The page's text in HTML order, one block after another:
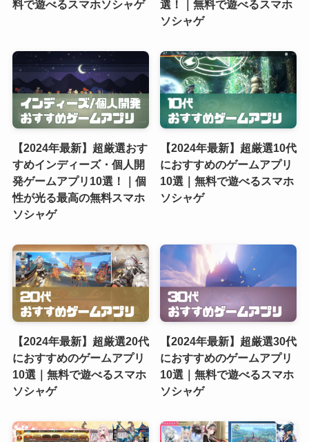
料で遊べるスマホソシャゲ
選！｜無料で遊べるスマホ
ソシャゲ
【2024年最新】超厳選おす
すめインディーズ・個人開
発ゲームアプリ10選！｜個
性が光る最高の無料スマホ
ソシャゲ
【2024年最新】超厳選10代
におすすめのゲームアプリ
10選｜無料で遊べるスマホ
ソシャゲ
【2024年最新】超厳選20代
におすすめのゲームアプリ
10選｜無料で遊べるスマホ
ソシャゲ
【2024年最新】超厳選30代
におすすめのゲームアプリ
10選｜無料で遊べるスマホ
ソシャゲ